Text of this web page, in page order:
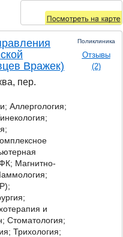
Вражек)
пер.
Аллергология;
Магнитно-
и
Стоматология;
Трихология;
Поликлиника
Отзывы
(2)